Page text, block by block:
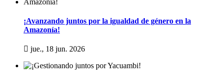
¡Avanzando juntos por la igualdad de género en la
Amazonía!
jue., 18 jun. 2026